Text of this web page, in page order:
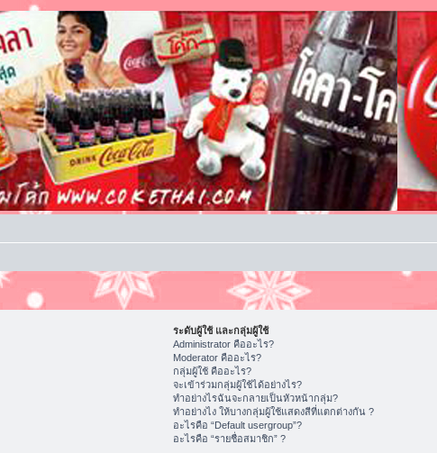
ระดับผู้ใช้ และกลุ่มผู้ใช้
Administrator คืออะไร?
Moderator คืออะไร?
กลุ่มผู้ใช้ คืออะไร?
จะเข้าร่วมกลุ่มผู้ใช้ได้อย่างไร?
ทำอย่างไรฉันจะกลายเป็นหัวหน้ากลุ่ม?
ทำอย่างไง ให้บางกลุ่มผู้ใช้แสดงสีที่แตกต่างกัน ?
อะไรคือ “Default usergroup”?
อะไรคือ “รายชื่อสมาชิก” ?